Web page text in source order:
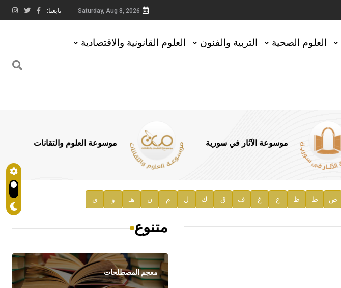
Saturday, Aug 8, 2026 تابعنا:
العلوم الصحية التربية والفنون العلوم القانونية والاقتصادية
موسوعة الآثار في سورية موسوعة العلوم والتقانات
ض ط ظ ع غ ف ق ك ل م ن هـ و ي
متنوع
معجم المصطلحات